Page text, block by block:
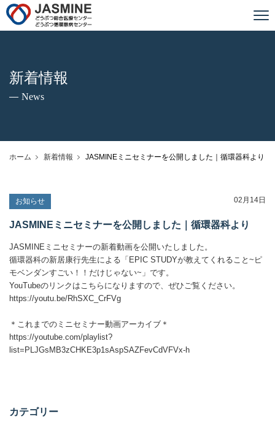
新着情報
News
ホーム 新着情報 JASMINEミニセミナーを公開しました｜循環器科より
お知らせ 02月14日
JASMINEミニセミナーを公開しました｜循環器科より
JASMINEミニセミナーの新着動画を公開いたしました。
循環器科の新居康行先生による「EPIC STUDYが教えてくれること~ピ
モベンダンすごい！！だけじゃない~」です。
YouTubeのリンクはこちらになりますので、ぜひご覧ください。
https://youtu.be/RhSXC_CrFVg
＊これまでのミニセミナー動画アーカイブ＊
https://youtube.com/playlist?
list=PLJGsMB3zCHKE3p1sAspSAZFevCdVFVx-h
カテゴリー